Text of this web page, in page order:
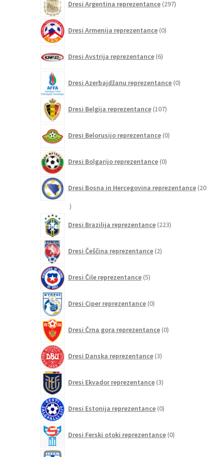
Dresi Argentina reprezentance 297izdelkov
Dresi Armenija reprezentance 0izdelkov
Dresi Avstrija reprezentance 6izdelkov
Dresi Azerbajdžanu reprezentance 0izdelkov
Dresi Belgija reprezentance 107izdelkov
Dresi Belorusijo reprezentance 0izdelkov
Dresi Bolgarijo reprezentance 0izdelkov
Dresi Bosna in Hercegovina reprezentance 20
20
Dresi Brazilija reprezentance 223izdelkov
Dresi Češčina reprezentance 2izdelka
Dresi Čile reprezentance 5izdelkov
Dresi Ciper reprezentance 0izdelkov
Dresi Črna gora reprezentance 0izdelkov
Dresi Danska reprezentance 3izdelki
Dresi Ekvador reprezentance 3izdelki
Dresi Estonija reprezentance 0izdelkov
Dresi Ferski otoki reprezentance 0izdelkov